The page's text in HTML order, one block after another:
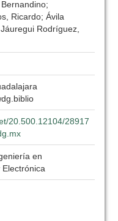
Ricardo; Ávila
Rodríguez,
20.500.12104/28917
en